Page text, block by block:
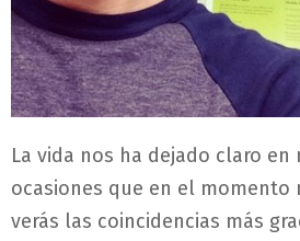
La vida nos ha dejado claro en
ocasiones que en el momento
verás las coincidencias más